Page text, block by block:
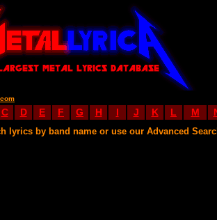
C D E F G H I J K L M
lyrics by band name or use our Advanced